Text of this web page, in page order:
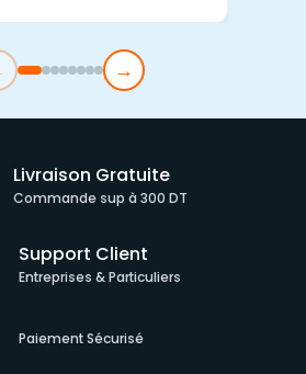
→
Livraison Gratuite
Commande sup à 300 DT
Support Client
Entreprises & Particuliers
Paiement Sécurisé